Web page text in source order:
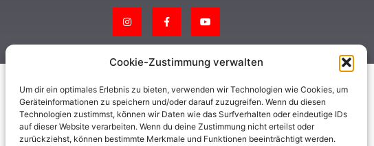
Cookie-Zustimmung verwalten
Um dir ein optimales Erlebnis zu bieten, verwenden wir Technologien wie Cookies, um
Geräteinformationen zu speichern und/oder darauf zuzugreifen. Wenn du diesen
Technologien zustimmst, können wir Daten wie das Surfverhalten oder eindeutige IDs
auf dieser Website verarbeiten. Wenn du deine Zustimmung nicht erteilst oder
zurückziehst, können bestimmte Merkmale und Funktionen beeinträchtigt werden.